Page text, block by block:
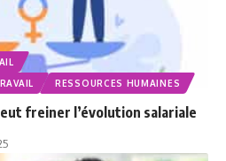
RESSOURCES HUMAINES
freiner l’évolution salariale